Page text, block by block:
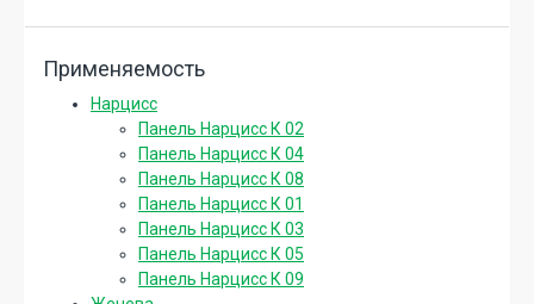
Применяемость
Нарцисс
Панель Нарцисс К 02
Панель Нарцисс К 04
Панель Нарцисс К 08
Панель Нарцисс К 01
Панель Нарцисс К 03
Панель Нарцисс К 05
Панель Нарцисс К 09